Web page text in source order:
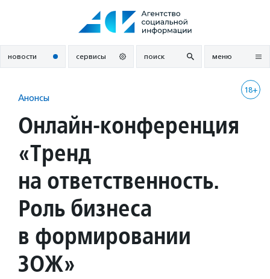
новости сервисы поиск меню
18+
Анонсы
Онлайн-конференция
«Тренд
на ответственность.
Роль бизнеса
в формировании
ЗОЖ»